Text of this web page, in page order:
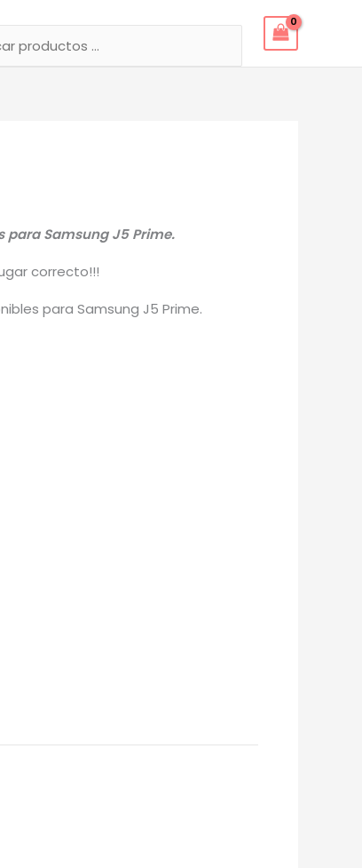
para Samsung J5 Prime.
correcto!!!
para Samsung J5 Prime.